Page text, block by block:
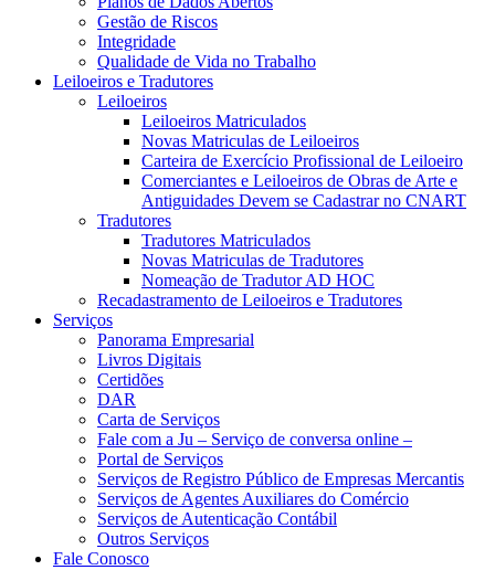
Gestão de Riscos
Integridade
Qualidade de Vida no Trabalho
Leiloeiros e Tradutores
Leiloeiros
Leiloeiros Matriculados
Novas Matriculas de Leiloeiros
Carteira de Exercício Profissional de Leiloeiro
Comerciantes e Leiloeiros de Obras de Arte e
Antiguidades Devem se Cadastrar no CNART
Tradutores
Tradutores Matriculados
Novas Matriculas de Tradutores
Nomeação de Tradutor AD HOC
Recadastramento de Leiloeiros e Tradutores
Serviços
Panorama Empresarial
Livros Digitais
Certidões
DAR
Carta de Serviços
Fale com a Ju – Serviço de conversa online –
Portal de Serviços
Serviços de Registro Público de Empresas Mercantis
Serviços de Agentes Auxiliares do Comércio
Serviços de Autenticação Contábil
Outros Serviços
Fale Conosco